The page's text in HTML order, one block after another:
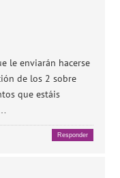
le enviarán hacerse
de los 2 sobre
que estáis
Responder